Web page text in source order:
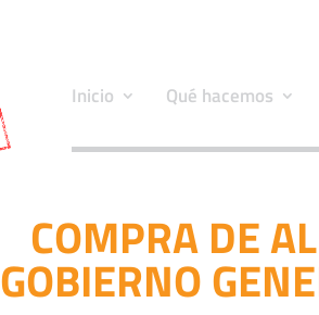
Inicio Qué hacemos
COMPRA DE
GOBIERNO